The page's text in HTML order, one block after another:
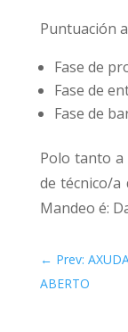
Puntuación
Fase de
Fase de
Fase de
Polo tanto a
de técnico/a
Mandeo é:
← Prev:
ABERTO